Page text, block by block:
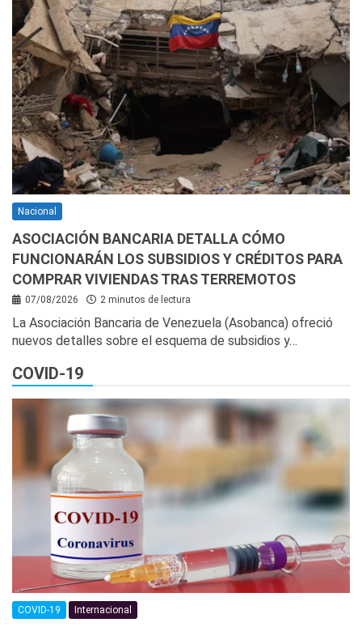
Nacional
ASOCIACIÓN BANCARIA DETALLA CÓMO
FUNCIONARÁN LOS SUBSIDIOS Y CRÉDITOS PARA
COMPRAR VIVIENDAS TRAS TERREMOTOS
07/08/2026 2 minutos de lectura
La Asociación Bancaria de Venezuela (Asobanca) ofreció
nuevos detalles sobre el esquema de subsidios y…
COVID-19
COVID-19 Internacional